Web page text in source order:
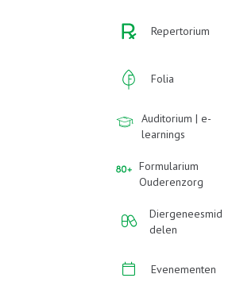
Repertorium
Folia
Auditorium | e-
learnings
Formularium
Ouderenzorg
Diergeneesmid
delen
Evenementen